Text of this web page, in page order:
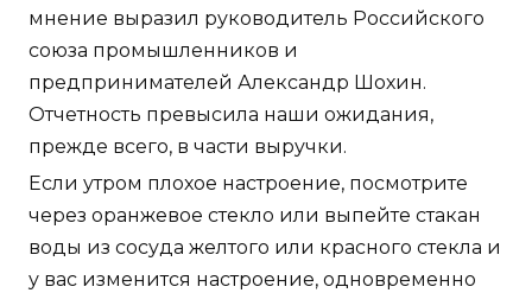
мнение выразил руководитель Российского
союза промышленников и
предпринимателей Александр Шохин.
Отчетность превысила наши ожидания,
прежде всего, в части выручки.
Если утром плохое настроение, посмотрите
через оранжевое стекло или выпейте стакан
воды из сосуда желтого или красного стекла и
у вас изменится настроение, одновременно